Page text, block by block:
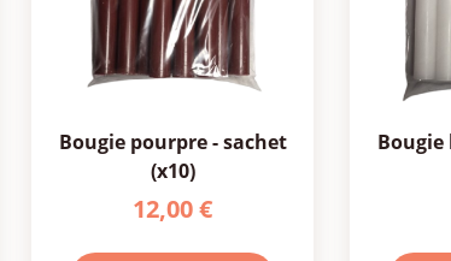
bougie pourpre - sachet
(x10)
12,00 €
bougie blanche - sachet